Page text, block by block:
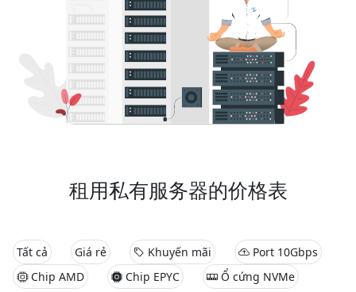
租用私有服务器的价格表
Tất cả Giá rẻ Khuyến mãi
Port 10Gbps
Chip AMD
Chip EPYC Ổ cứng NVMe